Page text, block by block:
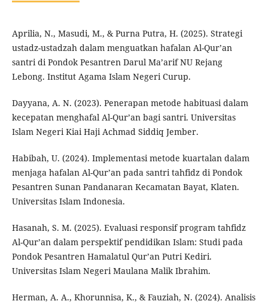
Aprilia, N., Masudi, M., & Purna Putra, H. (2025). Strategi
ustadz-ustadzah dalam menguatkan hafalan Al-Qur’an
santri di Pondok Pesantren Darul Ma’arif NU Rejang
Lebong. Institut Agama Islam Negeri Curup.
Dayyana, A. N. (2023). Penerapan metode habituasi dalam
kecepatan menghafal Al-Qur’an bagi santri. Universitas
Islam Negeri Kiai Haji Achmad Siddiq Jember.
Habibah, U. (2024). Implementasi metode kuartalan dalam
menjaga hafalan Al-Qur’an pada santri tahfidz di Pondok
Pesantren Sunan Pandanaran Kecamatan Bayat, Klaten.
Universitas Islam Indonesia.
Hasanah, S. M. (2025). Evaluasi responsif program tahfidz
Al-Qur’an dalam perspektif pendidikan Islam: Studi pada
Pondok Pesantren Hamalatul Qur’an Putri Kediri.
Universitas Islam Negeri Maulana Malik Ibrahim.
Herman, A. A., Khorunnisa, K., & Fauziah, N. (2024). Analisis